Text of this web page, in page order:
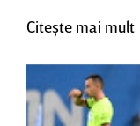
Citește mai mult